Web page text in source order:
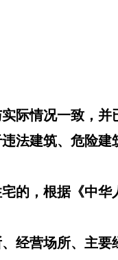
际情况一致，
法建筑、危险
的，根据《中
经营场所、主